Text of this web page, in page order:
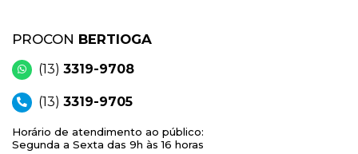
PROCON BERTIOGA
(13) 3319-9708
(13) 3319-9705
Horário de atendimento ao público:
Segunda a Sexta das 9h às 16 horas